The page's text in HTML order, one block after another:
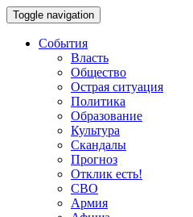
Toggle navigation
События
Власть
Общество
Острая ситуация
Политика
Образование
Культура
Скандалы
Прогноз
Отклик есть!
СВО
Армия